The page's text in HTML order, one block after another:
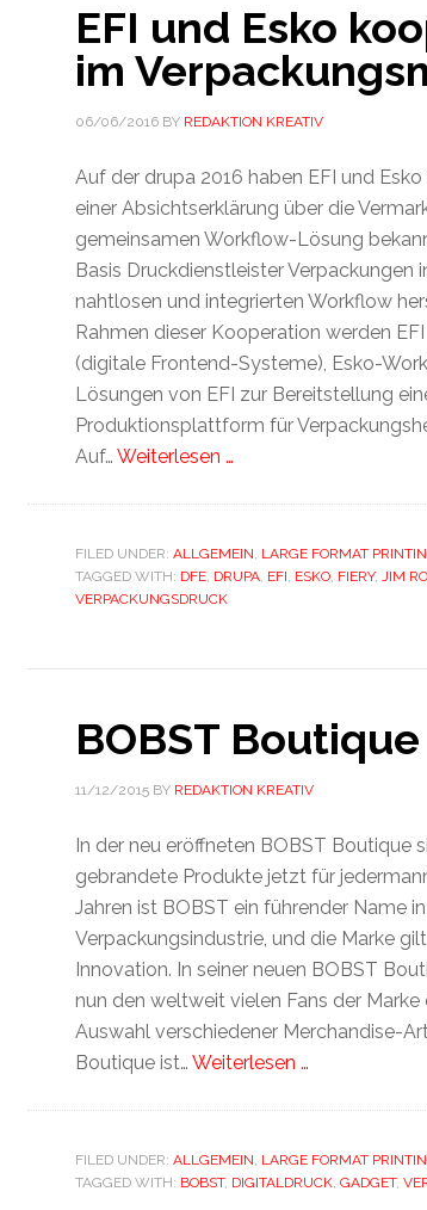
EFI und Esko
im
06/06/2016BY REDAKTION KREATIV
Auf der drupa 2016 haben EFI und
einer Absichtserklärung über die
gemeinsamen Workflow-Lösung
Basis Druckdienstleister Verpackungen
nahtlosen und integrierten Workflow
Rahmen dieser Kooperation werden
(digitale Frontend-Systeme), Esko-
Lösungen von EFI zur Bereitstellung
Produktionsplattform für
Auf… Weiterlesen …
FILED UNDER: ALLGEMEIN, LARGE FORMAT
TAGGED WITH: DFE, DRUPA, EFI, ESKO, FIERY, JIM
VERPACKUNGSDRUCK
BOBST Boutique
11/12/2015BY REDAKTION KREATIV
In der neu eröffneten BOBST Boutique
gebrandete Produkte jetzt für
Jahren ist BOBST ein führender Name
Verpackungsindustrie, und die Marke
Innovation. In seiner neuen BOBST
nun den weltweit vielen Fans der Marke
Auswahl verschiedener Merchandise-
Boutique ist… Weiterlesen …
FILED UNDER: ALLGEMEIN, LARGE FORMAT
TAGGED WITH: BOBST, DIGITALDRUCK, GADGET,